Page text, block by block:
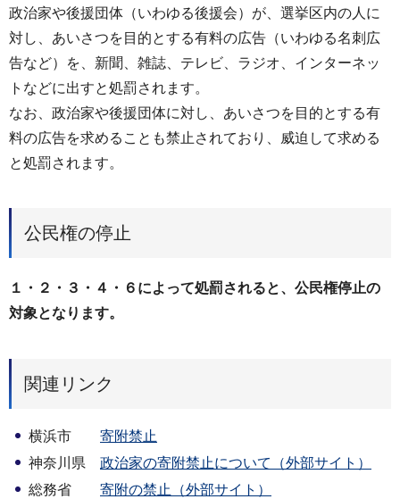
政治家や後援団体（いわゆる後援会）が、選挙区内の人に
対し、あいさつを目的とする有料の広告（いわゆる名刺広
告など）を、新聞、雑誌、テレビ、ラジオ、インターネッ
トなどに出すと処罰されます。
なお、政治家や後援団体に対し、あいさつを目的とする有
料の広告を求めることも禁止されており、威迫して求める
と処罰されます。
公民権の停止
１・２・３・４・６によって処罰されると、公民権停止の
対象となります。
関連リンク
横浜市 寄附禁止
神奈川県 政治家の寄附禁止について（外部サイト）
総務省 寄附の禁止（外部サイト）